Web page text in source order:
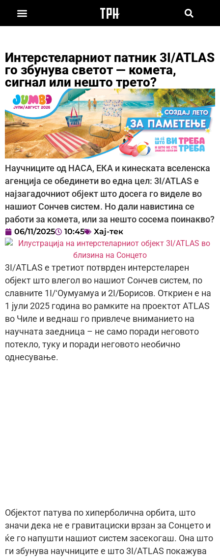
Интерстеларниот патник 3I/ATLAS
го збунува светот — комета,
сигнал или нешто трето?
Научниците од НАСА, ЕКА и кинеската вселенска
агенција се обединети во една цел: 3I/ATLAS е
најзагадочниот објект што досега го виделе во
нашиот Сончев систем. Но дали навистина се
работи за комета, или за нешто сосема поинакво?
06/11/2025 10:45 Хај-тек
3I/ATLAS е третиот потврден интерстеларен
објект што влегол во нашиот Сончев систем, по
славните 1I/ʻОумуамуа и 2I/Борисов. Откриен е на
1 јули 2025 година во рамките на проектот ATLAS
во Чиле и веднаш го привлече вниманието на
научната заедница – не само поради неговото
потекло, туку и поради неговото необично
однесување.
Објектот патува по хиперболична орбита, што
значи дека не е гравитациски врзан за Сонцето и
ќе го напушти нашиот систем засекогаш. Она што
ги збунува научниците е што 3I/ATLAS покажува